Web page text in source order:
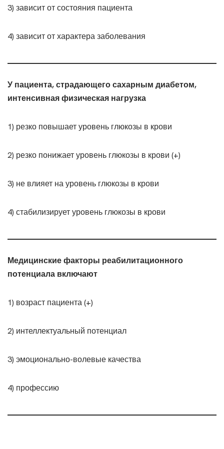
3) зависит от состояния пациента
4) зависит от характера заболевания
У пациента, страдающего сахарным диабетом,
интенсивная физическая нагрузка
1) резко повышает уровень глюкозы в крови
2) резко понижает уровень глюкозы в крови (+)
3) не влияет на уровень глюкозы в крови
4) стабилизирует уровень глюкозы в крови
Медицинские факторы реабилитационного
потенциала включают
1) возраст пациента (+)
2) интеллектуальный потенциал
3) эмоционально-волевые качества
4) профессию